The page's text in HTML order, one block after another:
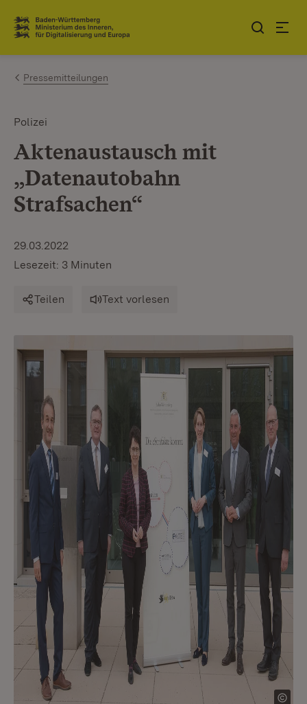
Zum Inhalt springen
Link zur Startseite
Pressemitteilungen
Polizei
Aktenaustausch mit
„Datenautobahn
Strafsachen“
29.03.2022
Lesezeit: 3 Minuten
Teilen Text vorlesen